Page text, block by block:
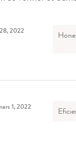
2022
1, 2022